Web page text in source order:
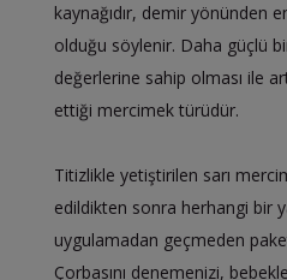
kaynağıdır, demir yönünden
olduğu söylenir. Daha güçlü
değerlerine sahip olması ile
ettiği mercimek türüdür.
Titizlikle yetiştirilen sarı
edildikten sonra herhangi bir
uygulamadan geçmeden
Çorbasını denemenizi,